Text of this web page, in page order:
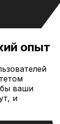
опыт
ваши
и